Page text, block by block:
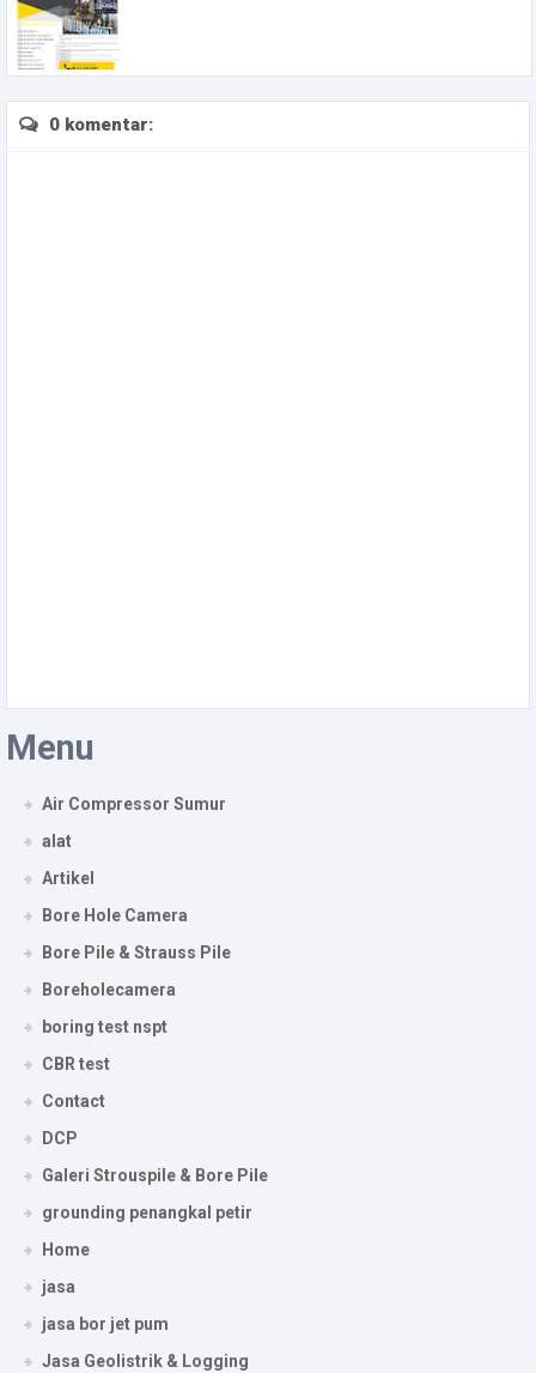
0 komentar:
Menu
Air Compressor Sumur
alat
Artikel
Bore Hole Camera
Bore Pile & Strauss Pile
Boreholecamera
boring test nspt
CBR test
Contact
DCP
Galeri Strouspile & Bore Pile
grounding penangkal petir
Home
jasa
jasa bor jet pum
Jasa Geolistrik & Logging